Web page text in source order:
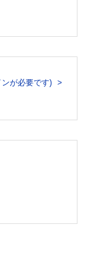
が必要です)